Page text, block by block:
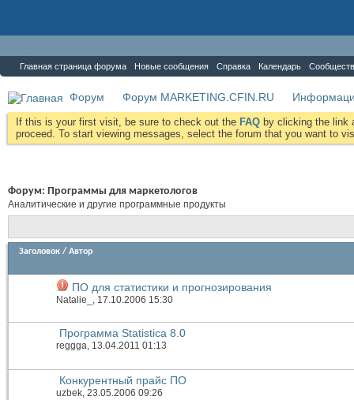
Главная страница форума Новые сообщения Справка Календарь
Форум Форум MARKETING.CFIN.RU
If this is your first visit, be sure to check out the FAQ by clicking the link
proceed. To start viewing messages, select the forum that you want to
Форум: Программы для маркетологов
Аналитические и другие программные продукты
Заголовок / Автор
ПО для статистики и прогнозирования
Natalie_ , 17.10.2006 15:30
Программа Statistica 8.0
reggga, 13.04.2011 01:13
Конкурентный прайс ПО
uzbek, 23.05.2006 09:26